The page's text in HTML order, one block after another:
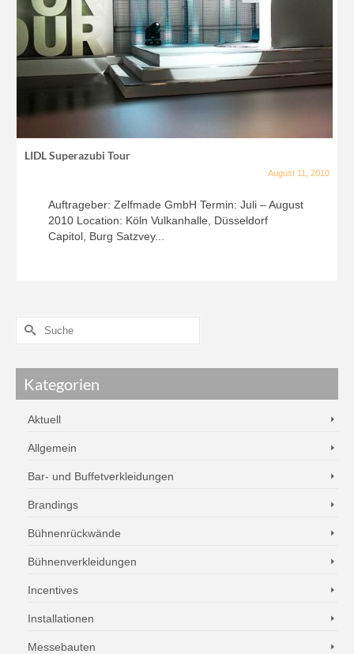
LIDL Superazubi Tour
August 11, 2010
Auftrageber: Zelfmade GmbH Termin: Juli – August
2010 Location: Köln Vulkanhalle, Düsseldorf
Capitol, Burg Satzvey...
Kategorien
Aktuell
Allgemein
Bar- und Buffetverkleidungen
Brandings
Bühnenrückwände
Bühnenverkleidungen
Incentives
Installationen
Messebauten